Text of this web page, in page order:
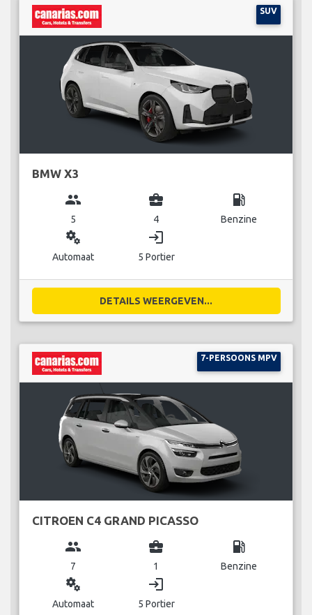
SUV
BMW X3
group
5
business_center
4
local_gas_station
Benzine
miscellaneous_services
Automaat
login
5 Portier
DETAILS WEERGEVEN...
7-PERSOONS MPV
CITROEN C4 GRAND PICASSO
group
7
business_center
1
local_gas_station
Benzine
miscellaneous_services
Automaat
login
5 Portier